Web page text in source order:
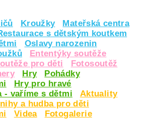
Kroužky
Mateřská centra
s dětským koutkem
Oslavy narozenin
Ententýky soutěže
pro děti
Fotosoutěž
Hry
Pohádky
Hry pro hravé
- vaříme s dětmi
Aktuality
a hudba pro děti
Videa
Fotogalerie